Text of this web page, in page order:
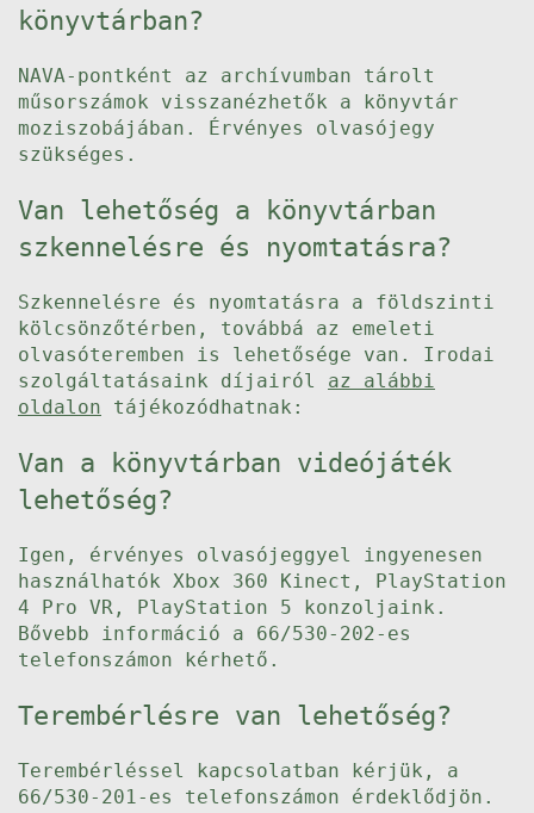
könyvtárban?
NAVA-pontként az archívumban tárolt
műsorszámok visszanézhetők a könyvtár
moziszobájában. Érvényes olvasójegy
szükséges.
Van lehetőség a könyvtárban
szkennelésre és nyomtatásra?
Szkennelésre és nyomtatásra a földszinti
kölcsönzőtérben, továbbá az emeleti
olvasóteremben is lehetősége van. Irodai
szolgáltatásaink díjairól az alábbi
oldalon tájékozódhatnak:
Van a könyvtárban videójáték
lehetőség?
Igen, érvényes olvasójeggyel ingyenesen
használhatók Xbox 360 Kinect, PlayStation
4 Pro VR, PlayStation 5 konzoljaink.
Bővebb információ a 66/530-202-es
telefonszámon kérhető.
Terembérlésre van lehetőség?
Terembérléssel kapcsolatban kérjük, a
66/530-201-es telefonszámon érdeklődjön.